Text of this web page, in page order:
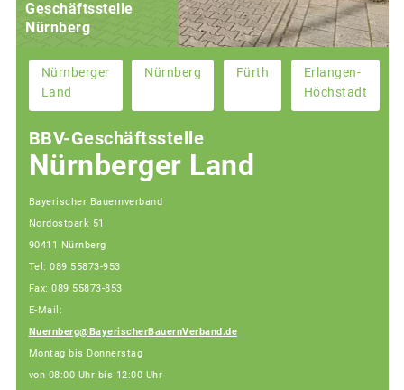
Geschäftsstelle
Nürnberg
Nürnberger
Land
Nürnberg Fürth
Erlangen-
Höchstadt
BBV-Geschäftsstelle
Nürnberger Land
Bayerischer Bauernverband
Nordostpark 51
90411 Nürnberg
Tel: 089 55873-953
Fax: 089 55873-853
E-Mail:
Nuernberg@BayerischerBauernVerband.de
Montag bis Donnerstag
von 08:00 Uhr bis 12:00 Uhr